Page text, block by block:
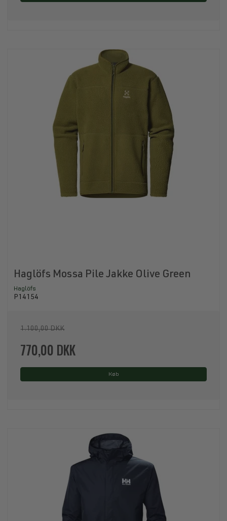
Haglöfs Mossa Pile Jakke Olive Green
Haglöfs
P14154
1.100,00 DKK
770,00 DKK
Køb